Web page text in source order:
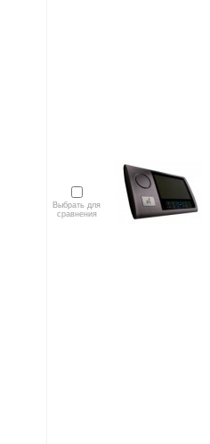
Выбрать для
сравнения